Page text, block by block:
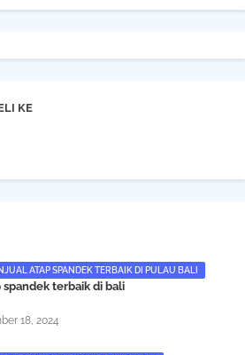
KE
ATAP SPANDEK TERBAIK DI PULAU BALI
spandek terbaik di bali
18, 2024